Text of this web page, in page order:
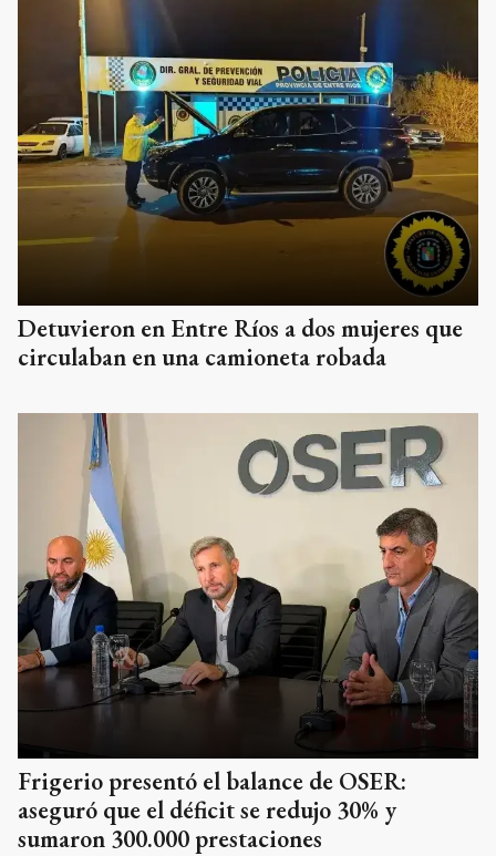
Detuvieron en Entre Ríos a dos mujeres que
circulaban en una camioneta robada
Frigerio presentó el balance de OSER:
aseguró que el déficit se redujo 30% y
sumaron 300.000 prestaciones